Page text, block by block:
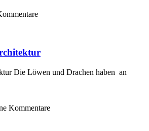
Die Löwen und Drachen haben an
Kommentare